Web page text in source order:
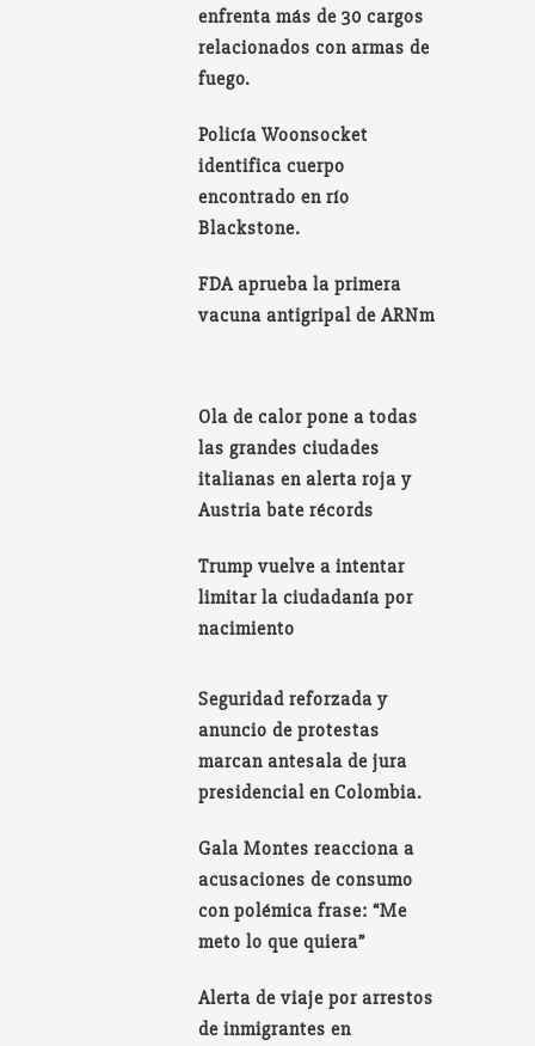
enfrenta más de 30 cargos
relacionados con armas de
fuego.
Policía Woonsocket
identifica cuerpo
encontrado en río
Blackstone.
FDA aprueba la primera
vacuna antigripal de ARNm
Ola de calor pone a todas
las grandes ciudades
italianas en alerta roja y
Austria bate récords
Trump vuelve a intentar
limitar la ciudadanía por
nacimiento
Seguridad reforzada y
anuncio de protestas
marcan antesala de jura
presidencial en Colombia.
Gala Montes reacciona a
acusaciones de consumo
con polémica frase: “Me
meto lo que quiera”
Alerta de viaje por arrestos
de inmigrantes en